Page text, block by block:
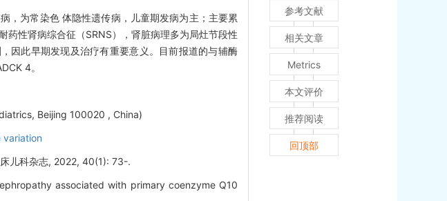
，为常染色 体隐性遗传病，儿童期发病为主；主要累
性肾病综合征（SRNS），肾脏病理多为局灶节段性
因此早期发现及治疗有重要意义。目前报道的与辅酶
4。
Beijing 100020 , China)
variation
儿科杂志, 2022, 40(1): 73-.
associated with primary coenzyme Q10
参考文献
相关文章
Metrics
本文评价
推荐阅读
回顶部